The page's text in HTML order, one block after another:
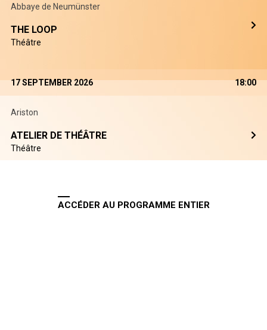
Abbaye de Neumünster
THE LOOP
Théâtre
17 SEPTEMBER 2026 18:00
Ariston
ATELIER DE THÉÂTRE
Théâtre
ACCÉDER AU PROGRAMME ENTIER